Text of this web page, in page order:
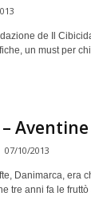
de Il
un must per
Aventine
07/10/2013
Danimarca, era
tre anni fa le